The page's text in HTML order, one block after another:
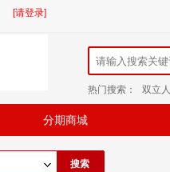
[请登录]
热门搜索： 双立人
分期商城
搜索